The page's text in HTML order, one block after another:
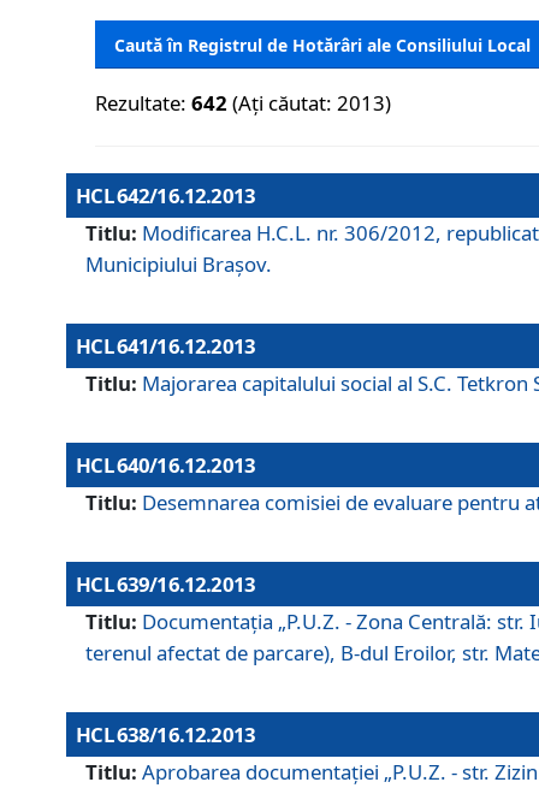
Caută în Registrul de Hotărâri ale Consiliului Local
Rezultate:642 (Ați căutat: 2013)
HCL 642/16.12.2013
Titlu: Modificarea H.C.L. nr. 306/2012,
Municipiului Braşov.
HCL 641/16.12.2013
Titlu: Majorarea capitalului social al S.C. Tetkron
HCL 640/16.12.2013
Titlu: Desemnarea comisiei de evaluare pentru
HCL 639/16.12.2013
Titlu: Documentaţia „P.U.Z. - Zona Centrală:
terenul afectat de parcare), B-dul Eroilor, str.
HCL 638/16.12.2013
Titlu: Aprobarea documentaţiei „P.U.Z. - str.